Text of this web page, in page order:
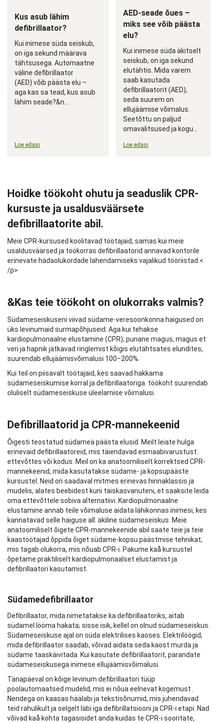
Kus asub lähim
defibrillaator?
Kui inimese süda seiskub,
on iga sekund määrava
tähtsusega. Automaatne
väline defibrillaator
(AED) võib päästa elu –
aga kas sa tead, kus asub
lähim seade?&n...
Loe edasi
AED-seade õues –
miks see võib päästa
elu?
Kui inimese süda äkitselt
seiskub, on iga sekund
elutähtis. Mida varem
saab kasutada
defibrillaatorit (AED),
seda suurem on
ellujäämise võimalus.
Seetõttu on paljud
omavalitsused ja kogu...
Loe edasi
Hoidke töökoht ohutu ja seaduslik CPR-
kursuste ja usaldusväärsete
defibrillaatorite abil.
Meie CPR-kursused koolitavad töötajaid, samas kui meie
usaldusväärsed ja töökorras defibrillaatorid annavad kontorile
erinevate hädaolukordade lahendamiseks vajalikud tööriistad.<
/p>
&Kas teie töökoht on olukorraks valmis?
Südameseiskuseni viivad südame-veresoonkonna haigused on
üks levinumaid surmapõhjuseid. Aga kui tehakse
kardiopulmonaalne elustamine (CPR); punane magus, magus et
veri ja hapnik jätkavad ringlemist kõigis elutähtsates elundites,
suurendab ellujäämisvõimalusi 100–200%.
Kui teil on piisavalt töötajaid, kes saavad hakkama
südameseiskumise korral ja defibrillaatoriga. töökoht suurendab
oluliselt südameseiskuse üleelamise võimalusi.
Defibrillaatorid ja CPR-mannekeenid
Õigesti teostatud südameä päästa elusid. Meilt leiate hulga
erinevaid defibrillaatoreid, mis täiendavad esmaabivarustust:
ettevõttes või kodus. Meil on ka anatoomiliselt korrektsed CPR-
mannekeenid, mida kasutatakse südame- ja kopsupääste
kursustel. Neid on saadaval mitmes erinevas hinnaklassis ja
mudelis, alates beebidest kuni täiskasvanuteni, et saaksite leida
oma ettevõttele sobiva alternatiivi. Kardiopulmonaalne
elustamine annab teile võimaluse aidata lähikonnas inimesi, kes
kannatavad selle haiguse all. äkiline südameseiskus. Meie
anatoomiliselt õigete CPR-mannekeenide abil saate teie ja teie
kaastöötajad õppida õiget südame-kopsu päästmise tehnikat,
mis tagab olukorra, mis nõuab CPR-i. Pakume kaå kursustel
õpetame praktiliselt kardiopulmonaalset elustamist ja
defibrillaatori kasutamist.
Südamedefibrillaator
Defibrillaator, mida nimetatakse ka defibrillaatoriks, aitab
südamel lööma hakata; sisse isik, kellel on olnud südameseiskus.
Südameseiskuse ajal on süda elektrilises kaoses. Elektrilöögid,
mida defibrillaator saadab, võivad aidata seda kaost murda ja
südame taaskäivitada. Kui kasutate defibrillaatorit, parandate
südameseiskusega inimese ellujäämisvõimalusi.
Tänapäeval on kõige levinum defibrillaatori tüüp
poolautomaatsed mudelid, mis ei nõua eelnevat kogemust .
Nendega on kaasas häälabi ja tekstisõnumid, mis juhendavad
teid rahulikult ja selgelt läbi iga defibrillatsiooni ja CPR-i etapi. Nad
võivad kaå kohta tagasisidet anda kuidas te CPR-i sooritate,